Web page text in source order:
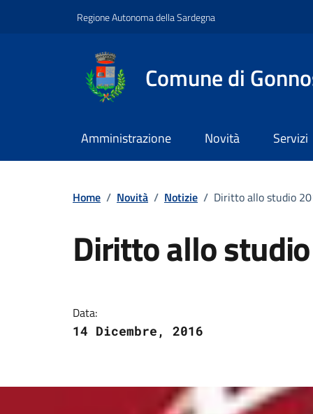
Regione Autonoma della Sardegna
Comune di
Amministrazione Novità Servizi
Home / Novità / Notizie / Diritto allo studio
Diritto allo
Data:
14 Dicembre, 2016